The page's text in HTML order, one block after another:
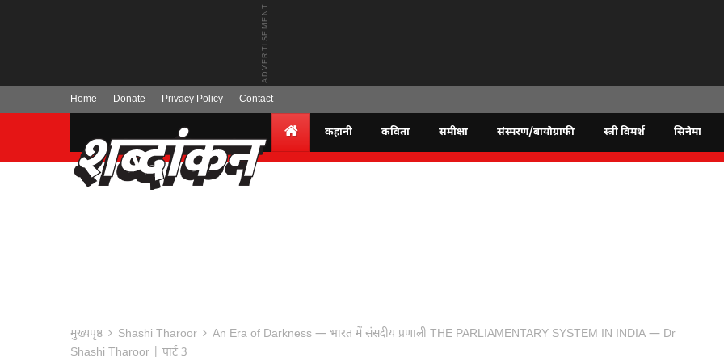
Home Donate Privacy Policy Contact
कहानी कविता समीक्षा संस्मरण/बायोग्राफी स्त्री विमर्श सिनेमा
मुख्यपृष्ठ Shashi Tharoor
An Era of Darkness — भारत में संसदीय प्रणाली THE PARLIAMENTARY SYSTEM IN INDIA — Dr
Shashi Tharoor | पार्ट 3